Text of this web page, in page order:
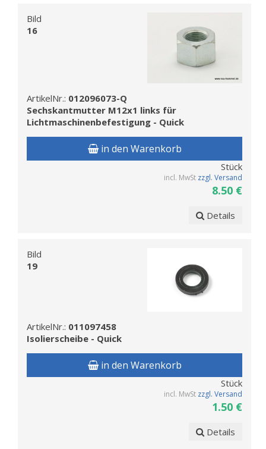
Bild
16
ArtikelNr.: 012096073-Q
Sechskantmutter M12x1 links für
Lichtmaschinenbefestigung - Quick
in den Warenkorb
Stück
incl. MwSt zzgl. Versand
8.50 €
Details
Bild
19
ArtikelNr.: 011097458
Isolierscheibe - Quick
in den Warenkorb
Stück
incl. MwSt zzgl. Versand
1.50 €
Details